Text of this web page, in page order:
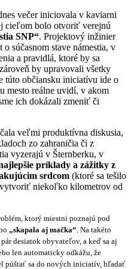
večer iniciovala v kaviarni
cieľom bolo otvoriť verejnú
SNP“. Projektový inžinier
súčasnom stave námestia, v
a pravidlá, ktoré by sa
by upravovali všetky
túto občiansku iniciatívu ide o
mesto reálne uvidí, v akom
ich dokázali zmeniť či
veľmi produktívna diskusia,
zo zahraničia či z
vyzerajú v Šternberku, v
príklady a zážitky z
srdcom (ktoré sa tešilo
niekoľko kilometrov od
ktorý miestni poznajú pod
„skapala aj mačka“ . Na takéto
desiatok obyvateľov, a keď sa aj
len automaticky odkážu, že
púštať sa do nových iniciatív, hľadať